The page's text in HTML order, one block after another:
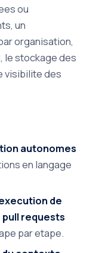
ou
un
organisation,
le stockage des
visibilite des
autonomes
en langage
de
requests
par etape.